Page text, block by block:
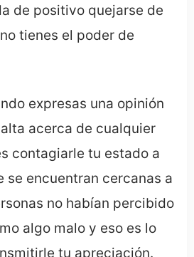
de positivo quejarse de
tienes el poder de
expresas una opinión
acerca de cualquier
contagiarle tu estado a
se encuentran cercanas a
no habían percibido
algo malo y eso es lo
tu apreciación.